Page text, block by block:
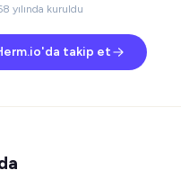
yılında kuruldu
takip et